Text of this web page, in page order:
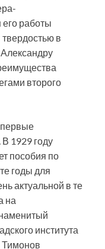
работы
в
Александру
второго
первые
1929 году
пособия по
годы для
актуальной в те
на
института
Тимонов